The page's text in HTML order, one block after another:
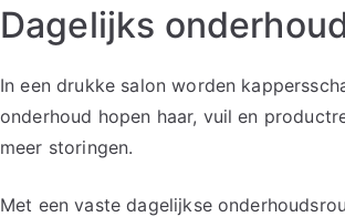
Dagelijks
In een drukke salon worden
onderhoud hopen haar, vuil en
meer storingen.
Met een vaste dagelijkse